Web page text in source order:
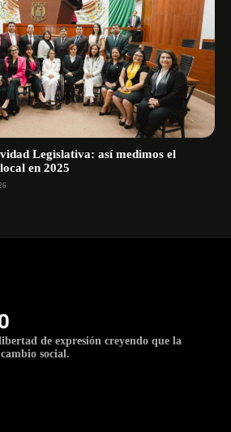
Legislativa: así medimos el
en 2025
de expresión creyendo que la
social.